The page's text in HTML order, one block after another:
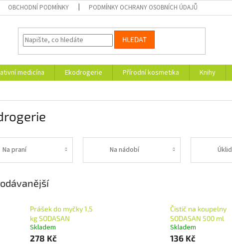
OBCHODNÍ PODMÍNKY PODMÍNKY OCHRANY OSOBNÍCH ÚDAJŮ
HLEDAT
medicína Ekodrogerie Přírodní kosmetika Knihy
Na praní Na nádobí Úklid
Prášek do myčky 1,5
kg SODASAN
Skladem
278 Kč
Čistič na koupelny
SODASAN 500 ml
Skladem
136 Kč